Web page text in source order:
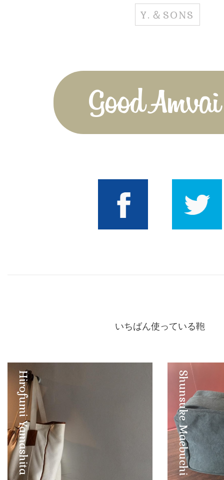
Y.＆SONS
いちばん使っている鞄
Hirofumi Yamashita Shunsuke Maebuchi